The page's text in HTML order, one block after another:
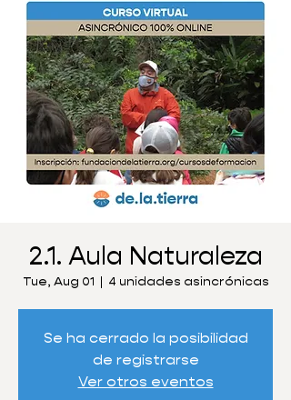
2.1. Aula Naturaleza
Tue, Aug 01 4 unidades asincrónicas
Se ha cerrado la posibilidad
de registrarse
Ver otros eventos